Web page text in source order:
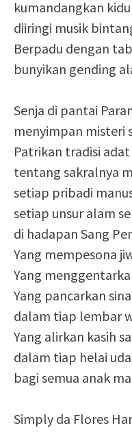
kumandangkan
diiringi musik
Berpadu dengan
bunyikan gending
Senja di pantai
menyimpan misteri
Patrikan tradisi
tentang sakralnya
setiap pribadi
setiap unsur alam
di hadapan Sang
Yang mempesona
Yang
Yang pancarkan
dalam tiap lembar
Yang alirkan kasih
dalam tiap helai
bagi semua anak
Simply da Flores